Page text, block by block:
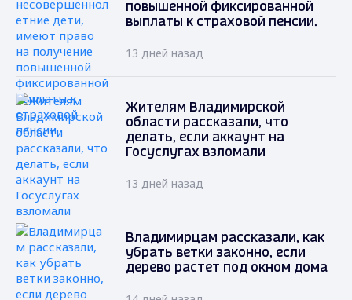
повышенной фиксированной
выплаты к страховой пенсии.
13 дней назад
Жителям Владимирской
области рассказали, что
делать, если аккаунт на
Госуслугах взломали
13 дней назад
Владимирцам рассказали, как
убрать ветки законно, если
дерево растет под окном дома